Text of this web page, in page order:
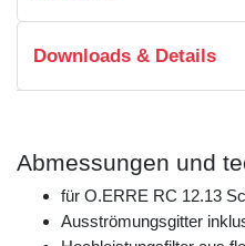
Downloads & Details
Abmessungen und
für O.ERRE RC 12.13
Ausströmungsgitter